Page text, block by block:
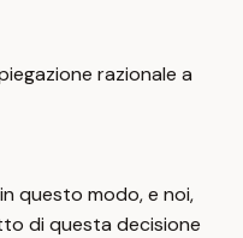
razionale a
questo modo, e noi,
di questa decisione